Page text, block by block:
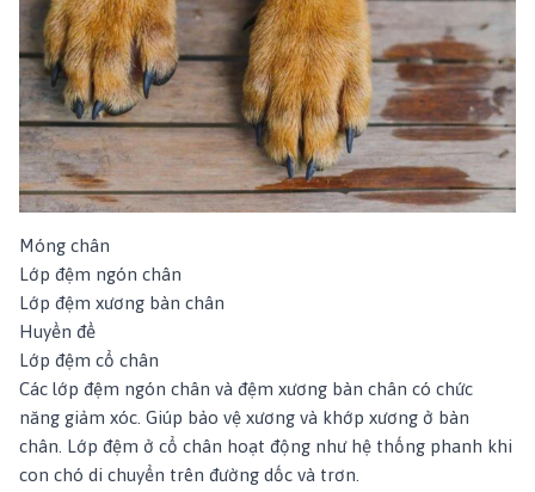
Móng chân
Lớp đệm ngón chân
Lớp đệm xương bàn chân
Huyền đề
Lớp đệm cổ chân
Các lớp đệm ngón chân và đệm xương bàn chân có chức
năng giảm xóc. Giúp bảo vệ xương và khớp xương ở bàn
chân. Lớp đệm ở cổ chân hoạt động như hệ thống phanh khi
con chó di chuyển trên đường dốc và trơn.